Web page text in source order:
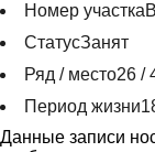
Номер участка
СтатусЗанят
Ряд / место26 /
Период жизни
Данные записи